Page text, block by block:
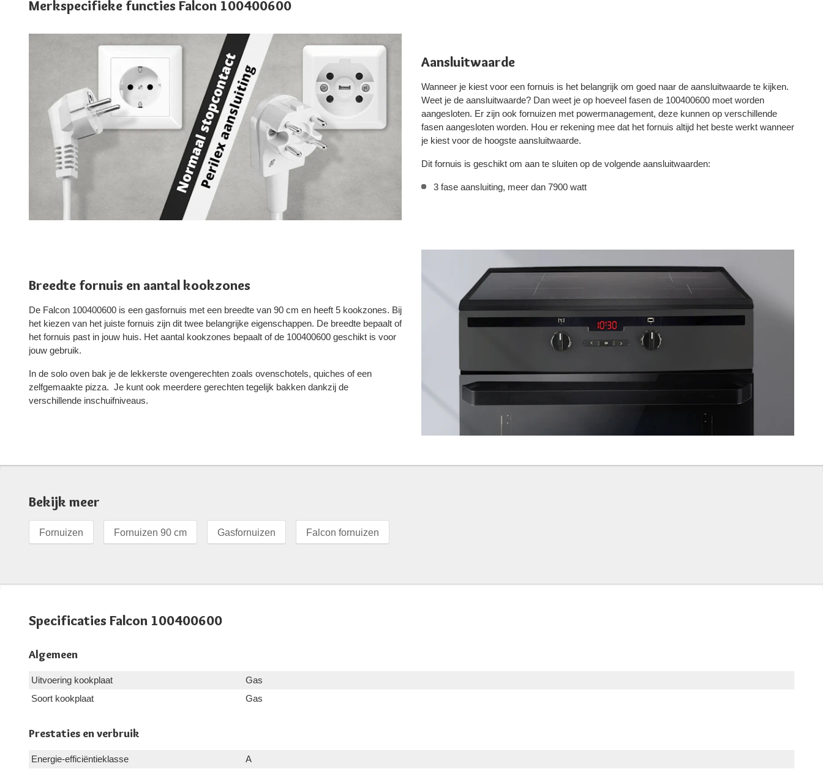
Merkspecifieke functies Falcon 100400600
Aansluitwaarde
Wanneer je kiest voor een fornuis is het belangrijk om goed naar de aansluitwaarde te kijken.
Weet je de aansluitwaarde? Dan weet je op hoeveel fasen de 100400600 moet worden
aangesloten. Er zijn ook fornuizen met powermanagement, deze kunnen op verschillende
fasen aangesloten worden. Hou er rekening mee dat het fornuis altijd het beste werkt wanneer
je kiest voor de hoogste aansluitwaarde.
Dit fornuis is geschikt om aan te sluiten op de volgende aansluitwaarden:
3 fase aansluiting, meer dan 7900 watt
Breedte fornuis en aantal kookzones
De Falcon 100400600 is een gasfornuis met een breedte van 90 cm en heeft 5 kookzones. Bij
het kiezen van het juiste fornuis zijn dit twee belangrijke eigenschappen. De breedte bepaalt of
het fornuis past in jouw huis. Het aantal kookzones bepaalt of de 100400600 geschikt is voor
jouw gebruik.
In de solo oven bak je de lekkerste ovengerechten zoals ovenschotels, quiches of een
zelfgemaakte pizza. Je kunt ook meerdere gerechten tegelijk bakken dankzij de
verschillende inschuifniveaus.
Bekijk meer
Fornuizen Fornuizen 90 cm Gasfornuizen Falcon fornuizen
Specificaties Falcon 100400600
Algemeen
Uitvoering kookplaat
Gas
Soort kookplaat
Gas
Prestaties en verbruik
Energie-efficiëntieklasse A